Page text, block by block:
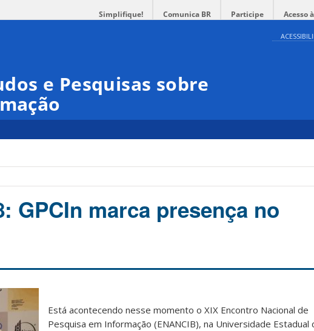
Simplifique! Comunica BR Participe Acesso
e Pesquisas sobre
GPCIn marca presença no
Está acontecendo nesse momento o XIX Encontro Nacional de
Pesquisa em Informação (ENANCIB), na Universidade Estadual